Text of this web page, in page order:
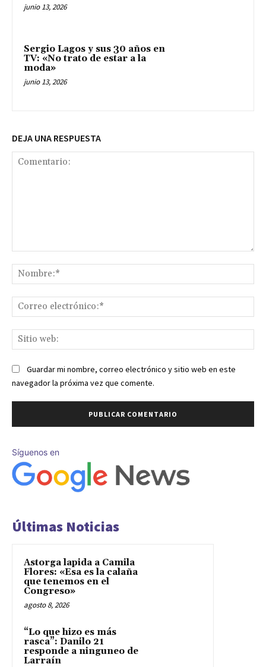
junio 13, 2026
Sergio Lagos y sus 30 años en
TV: «No trato de estar a la
moda»
junio 13, 2026
DEJA UNA RESPUESTA
Guardar mi nombre, correo electrónico y sitio web en este
navegador la próxima vez que comente.
Síguenos en
Últimas Noticias
Astorga lapida a Camila
Flores: «Esa es la calaña
que tenemos en el
Congreso»
agosto 8, 2026
“Lo que hizo es más
rasca”: Danilo 21
responde a ninguneo de
Larraín